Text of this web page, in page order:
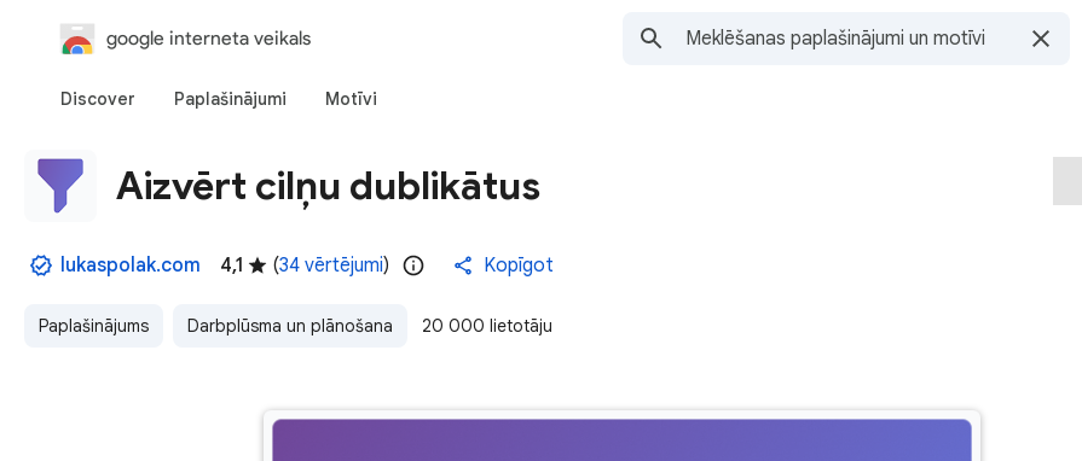
google interneta veikals
Discover Paplašinājumi Motīvi
Aizvērt cilņu dublikātus
lukaspolak.com 4,1 (34 vērtējumi) Kopīgot
Paplašinājums Darbplūsma un plānošana 20 000 lietotāju